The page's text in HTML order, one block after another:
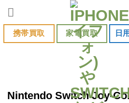
content携帯買取 家電買取 日
Nintendo Switch Joy-